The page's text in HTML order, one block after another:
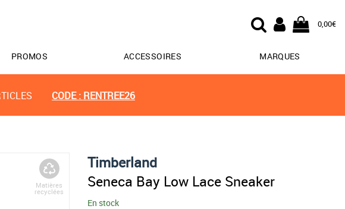
0,00€
PROMOS ACCESSOIRES MARQUES
CODE : RENTREE26
Matières
recyclées
Timberland
Seneca Bay Low Lace Sneaker
En stock